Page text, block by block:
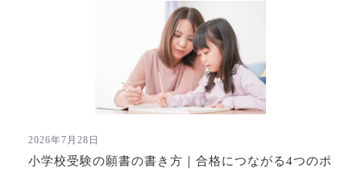
2026年7月28日
小学校受験の願書の書き方｜合格につながる4つのポ